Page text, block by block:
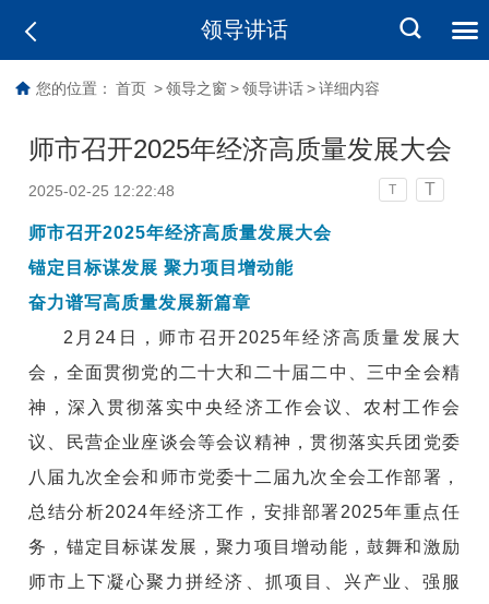
领导讲话
您的位置： 首页 > 领导之窗 > 领导讲话 > 详细内容
师市召开2025年经济高质量发展大会
2025-02-25 12:22:48 T T
师市召开2025年经济高质量发展大会
锚定目标谋发展 聚力项目增动能
奋力谱写高质量发展新篇章
2月24日，师市召开2025年经济高质量发展大
会，全面贯彻党的二十大和二十届二中、三中全会精
神，深入贯彻落实中央经济工作会议、农村工作会
议、民营企业座谈会等会议精神，贯彻落实兵团党委
八届九次全会和师市党委十二届九次全会工作部署，
总结分析2024年经济工作，安排部署2025年重点任
务，锚定目标谋发展，聚力项目增动能，鼓舞和激励
师市上下凝心聚力拼经济、抓项目、兴产业、强服